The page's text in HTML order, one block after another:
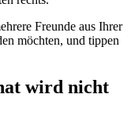
Freunde aus Ihrer
möchten, und tippen
wird nicht